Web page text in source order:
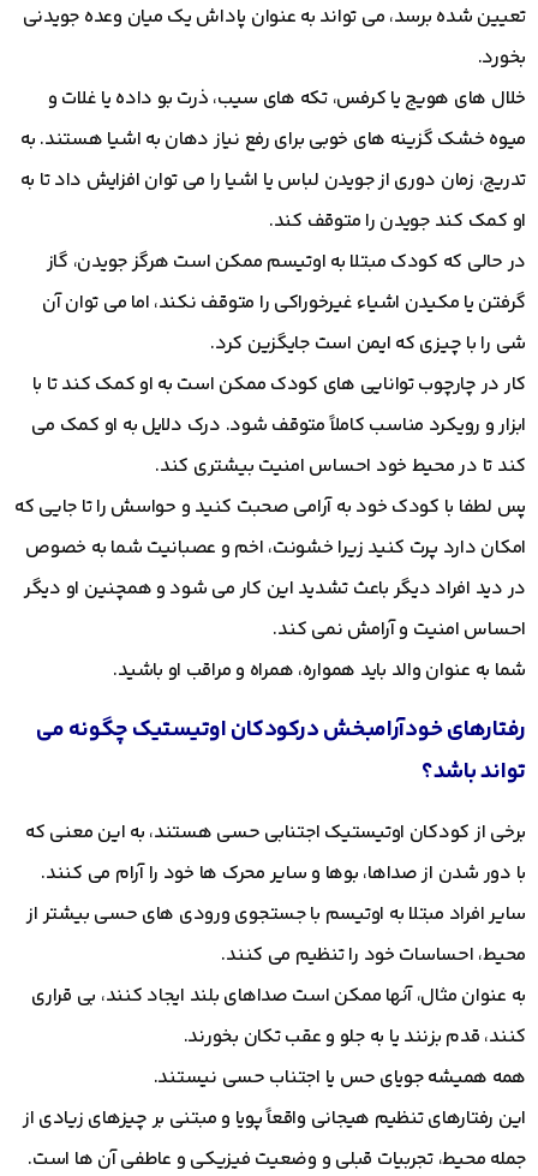
تعیین شده برسد، می تواند به عنوان پاداش یک میان وعده جویدنی
بخورد.
خلال های هویج یا کرفس، تکه های سیب، ذرت بو داده یا غلات و
میوه خشک گزینه های خوبی برای رفع نیاز دهان به اشیا هستند. به
تدریج، زمان دوری از جویدن لباس یا اشیا را می توان افزایش داد تا به
او کمک کند جویدن را متوقف کند.
در حالی که کودک مبتلا به اوتیسم ممکن است هرگز جویدن، گاز
گرفتن یا مکیدن اشیاء غیرخوراکی را متوقف نکند، اما می توان آن
شی را با چیزی که ایمن است جایگزین کرد.
کار در چارچوب توانایی های کودک ممکن است به او کمک کند تا با
ابزار و رویکرد مناسب کاملاً متوقف شود. درک دلایل به او کمک می
کند تا در محیط خود احساس امنیت بیشتری کند.
پس لطفا با کودک خود به آرامی صحبت کنید و حواسش را تا جایی که
امکان دارد پرت کنید زیرا خشونت، اخم و عصبانیت شما به خصوص
در دید افراد دیگر باعث تشدید این کار می شود و همچنین او دیگر
احساس امنیت و آرامش نمی کند.
شما به عنوان والد باید همواره، همراه و مراقب او باشید.
رفتارهای خودآرامبخش درکودکان اوتیستیک چگونه می
تواند باشد؟
برخی از کودکان اوتیستیک اجتنابی حسی هستند، به این معنی که
با دور شدن از صداها، بوها و سایر محرک ها خود را آرام می کنند.
سایر افراد مبتلا به اوتیسم با جستجوی ورودی های حسی بیشتر از
محیط، احساسات خود را تنظیم می کنند.
به عنوان مثال، آنها ممکن است صداهای بلند ایجاد کنند، بی قراری
کنند، قدم بزنند یا به جلو و عقب تکان بخورند.
همه همیشه جویای حس یا اجتناب حسی نیستند.
این رفتارهای تنظیم هیجانی واقعاً پویا و مبتنی بر چیزهای زیادی از
جمله محیط، تجربیات قبلی و وضعیت فیزیکی و عاطفی آن ها است.